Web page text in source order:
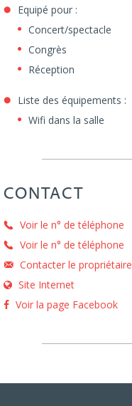
Equipé pour :
Concert/spectacle
Congrès
Réception
Liste des équipements :
Wifi dans la salle
CONTACT
Voir le n° de téléphone
Voir le n° de téléphone
Contacter le propriétaire
Site Internet
Voir la page Facebook